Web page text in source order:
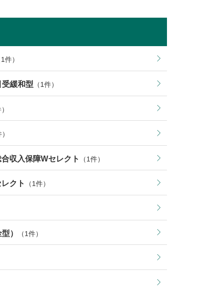
1件）
緩和型 （1件）
収入保障Wセレクト （1件）
クト （1件）
） （1件）